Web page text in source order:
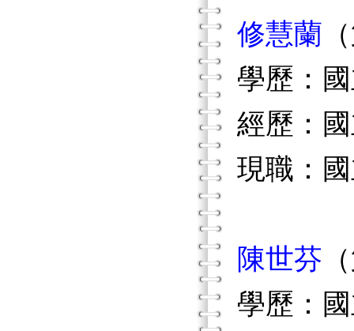
修慧蘭
學歷：
經歷：
現職：
陳世芬
學歷：